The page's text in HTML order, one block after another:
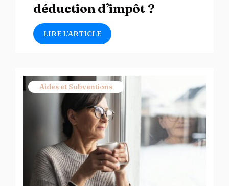
déduction d’impôt ?
LIRE L’ARTICLE
Aides et Subventions